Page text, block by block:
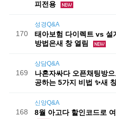
피전용
170
성경Q&A
태아보험 다이렉트 vs 설
방법은새 창 열림
169
상담Q&A
나혼자싸다 오픈채팅방
공하는 5가지 비법 ✨새
168
신앙Q&A
8월 아고다 할인코드로